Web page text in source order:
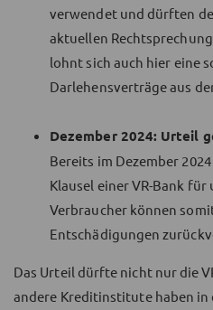
verwendet und dürften
aktuellen
lohnt sich auch hier eine
Darlehensverträge aus
Dezember 2024: Urteil
Bereits im Dezember
Klausel einer VR-Bank für
Verbraucher können
Entschädigungen
Das Urteil dürfte nicht nur die
andere Kreditinstitute haben in